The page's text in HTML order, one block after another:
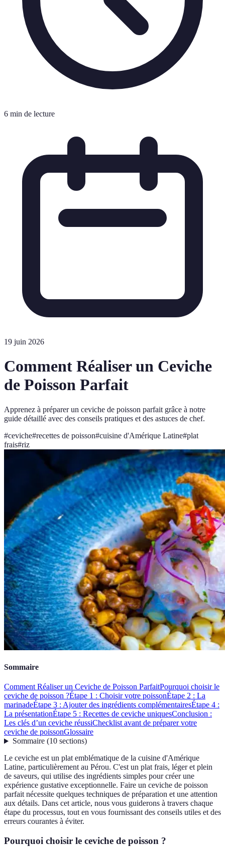
6 min de lecture
19 juin 2026
Comment Réaliser un Ceviche
de Poisson Parfait
Apprenez à préparer un ceviche de poisson parfait grâce à notre
guide détaillé avec des conseils pratiques et des astuces de chef.
#ceviche#recettes de poisson#cuisine d'Amérique Latine#plat
frais#riz
Sommaire
Comment Réaliser un Ceviche de Poisson ParfaitPourquoi choisir le
ceviche de poisson ?Étape 1 : Choisir votre poissonÉtape 2 : La
marinadeÉtape 3 : Ajouter des ingrédients complémentairesÉtape 4 :
La présentationÉtape 5 : Recettes de ceviche uniquesConclusion :
Les clés d’un ceviche réussiChecklist avant de préparer votre
ceviche de poissonGlossaire
Sommaire(10 sections)
Le ceviche est un plat emblématique de la cuisine d'Amérique
Latine, particulièrement au Pérou. C'est un plat frais, léger et plein
de saveurs, qui utilise des ingrédients simples pour créer une
expérience gustative exceptionnelle. Faire un ceviche de poisson
parfait nécessite quelques techniques de préparation et une attention
aux détails. Dans cet article, nous vous guiderons à travers chaque
étape du processus, tout en vous fournissant des conseils utiles et des
erreurs courantes à éviter.
Pourquoi choisir le ceviche de poisson ?